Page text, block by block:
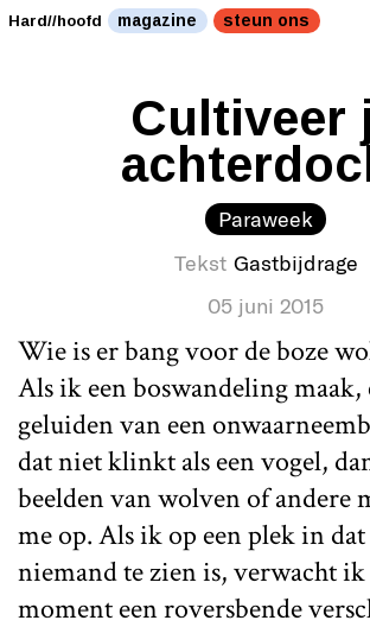
Hard//hoofd magazine steun ons
Cultiveer
Paraweek
Tekst Gastbijdrage
05 juni 2015
Wie is er bang voor de boze
Als ik een boswandeling
geluiden van een
dat niet klinkt als een vogel,
beelden van wolven of andere
me op. Als ik op een plek in dat
niemand te zien is, verwacht
moment een roversbende